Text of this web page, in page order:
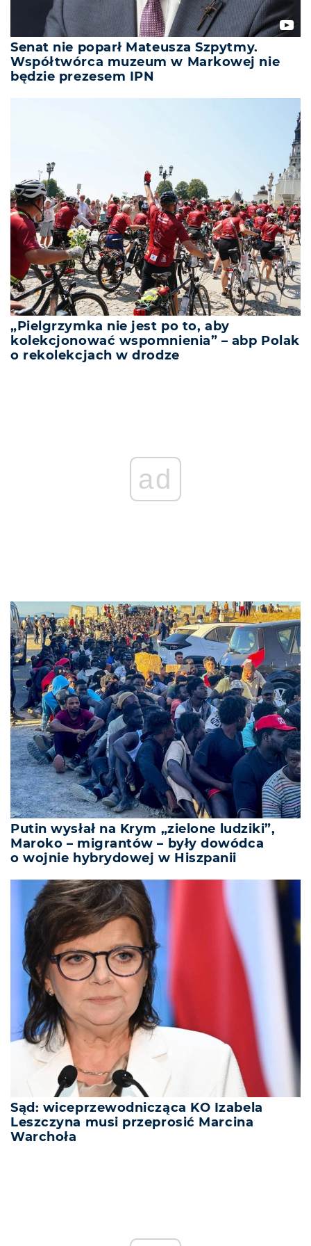
Senat nie poparł Mateusza Szpytmy.
Współtwórca muzeum w Markowej nie
będzie prezesem IPN
„Pielgrzymka nie jest po to, aby
kolekcjonować wspomnienia” – abp Polak
o rekolekcjach w drodze
ad
Putin wysłał na Krym „zielone ludziki”,
Maroko – migrantów – były dowódca
o wojnie hybrydowej w Hiszpanii
Sąd: wiceprzewodnicząca KO Izabela
Leszczyna musi przeprosić Marcina
Warchoła